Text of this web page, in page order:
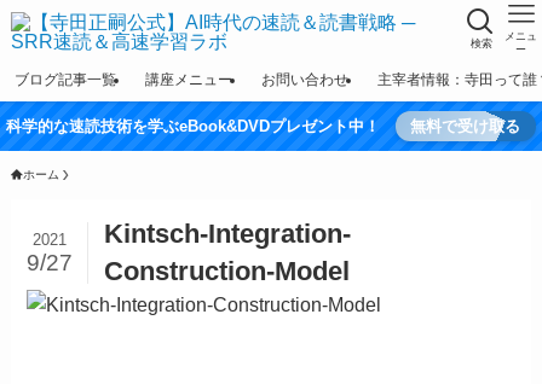
検索
メニュ
ー
ブログ記事一覧 講座メニュー お問い合わせ 主宰者情報：寺田って誰
科学的な速読技術を学ぶeBook&DVDプレゼント中！ 無料で受け取る
ホーム
Kintsch-Integration-
Construction-Model
2021
9/27